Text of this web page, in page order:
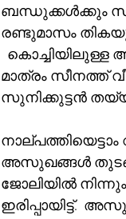
ബന്ധുക്കൾക്കും
രണ്ടുമാസം
കൊച്ചിയിലുള്ള
മാത്രം സീനത്ത്
സുനിക്കുട്ടൻ
അസുഖങ്ങൾ
ജോലിയിൽ
ഇരിപ്പായിട്ട്.